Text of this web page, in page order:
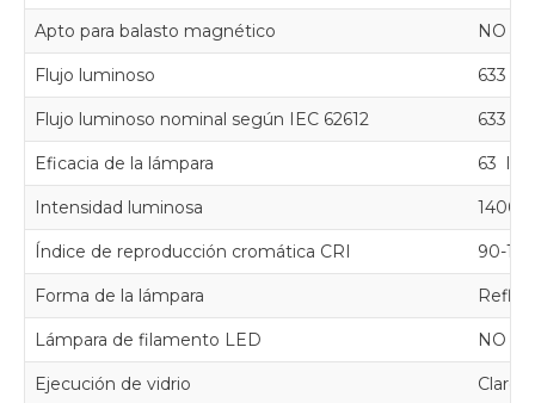
Apto para balasto magnético NO
Flujo luminoso 633 -
Flujo luminoso nominal según IEC 62612 633
Eficacia de la lámpara 63
Intensidad luminosa 1400
Índice de reproducción cromática CRI 90-
Forma de la lámpara
Lámpara de filamento LED NO
Ejecución de vidrio Claro